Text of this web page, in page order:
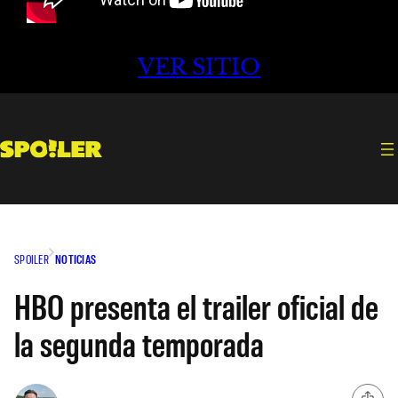
VER SITIO
SPOILER NOTICIAS
HBO presenta el trailer oficial de
la segunda temporada